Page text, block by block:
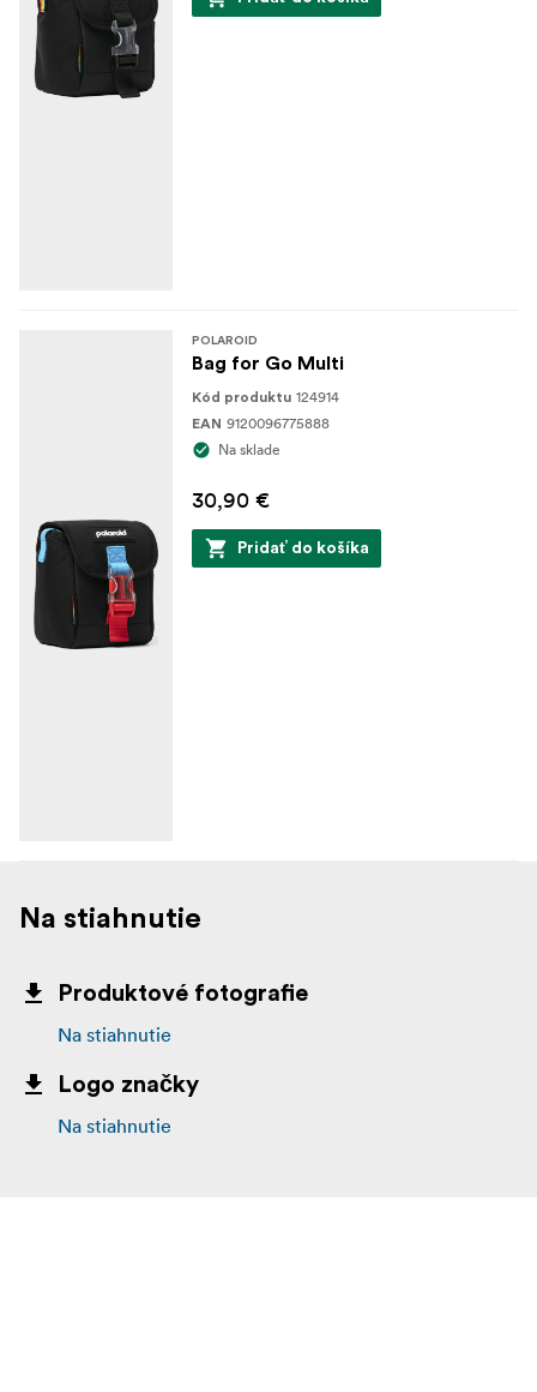
POLAROID
Bag for Go Multi
Kód produktu 124914
EAN 9120096775888
Na sklade
30,90 €
Pridať do košíka
Na stiahnutie
Produktové fotografie
Na stiahnutie
Logo značky
Na stiahnutie